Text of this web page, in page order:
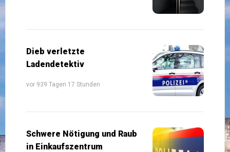
Dieb verletzte
Ladendetektiv
vor 939 Tagen 17 Stunden
Schwere Nötigung und Raub
in Einkaufszentrum